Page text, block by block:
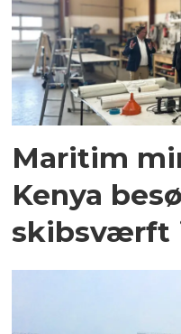
Maritim
Kenya
skibsværft